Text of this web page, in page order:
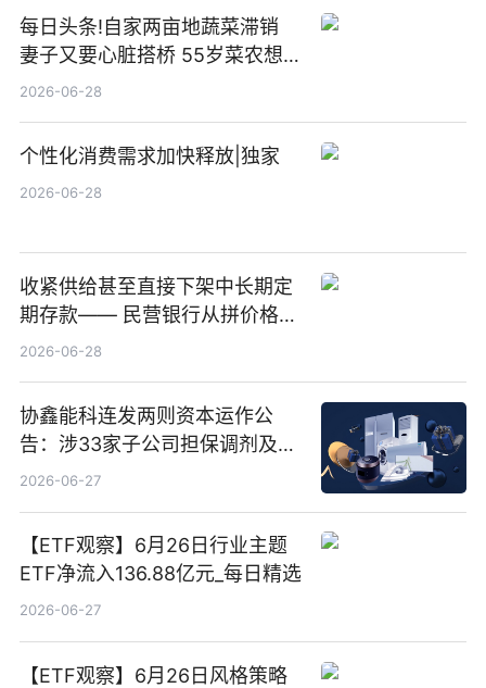
每日头条!自家两亩地蔬菜滞销
妻子又要心脏搭桥 55岁菜农想
多卖点菜筹治病钱
2026-06-28
个性化消费需求加快释放|独家
2026-06-28
收紧供给甚至直接下架中长期定
期存款—— 民营银行从拼价格转
向拼服务
2026-06-28
协鑫能科连发两则资本运作公
告：涉33家子公司担保调剂及10
亿元产业基金设立
2026-06-27
【ETF观察】6月26日行业主题
ETF净流入136.88亿元_每日精选
2026-06-27
【ETF观察】6月26日风格策略